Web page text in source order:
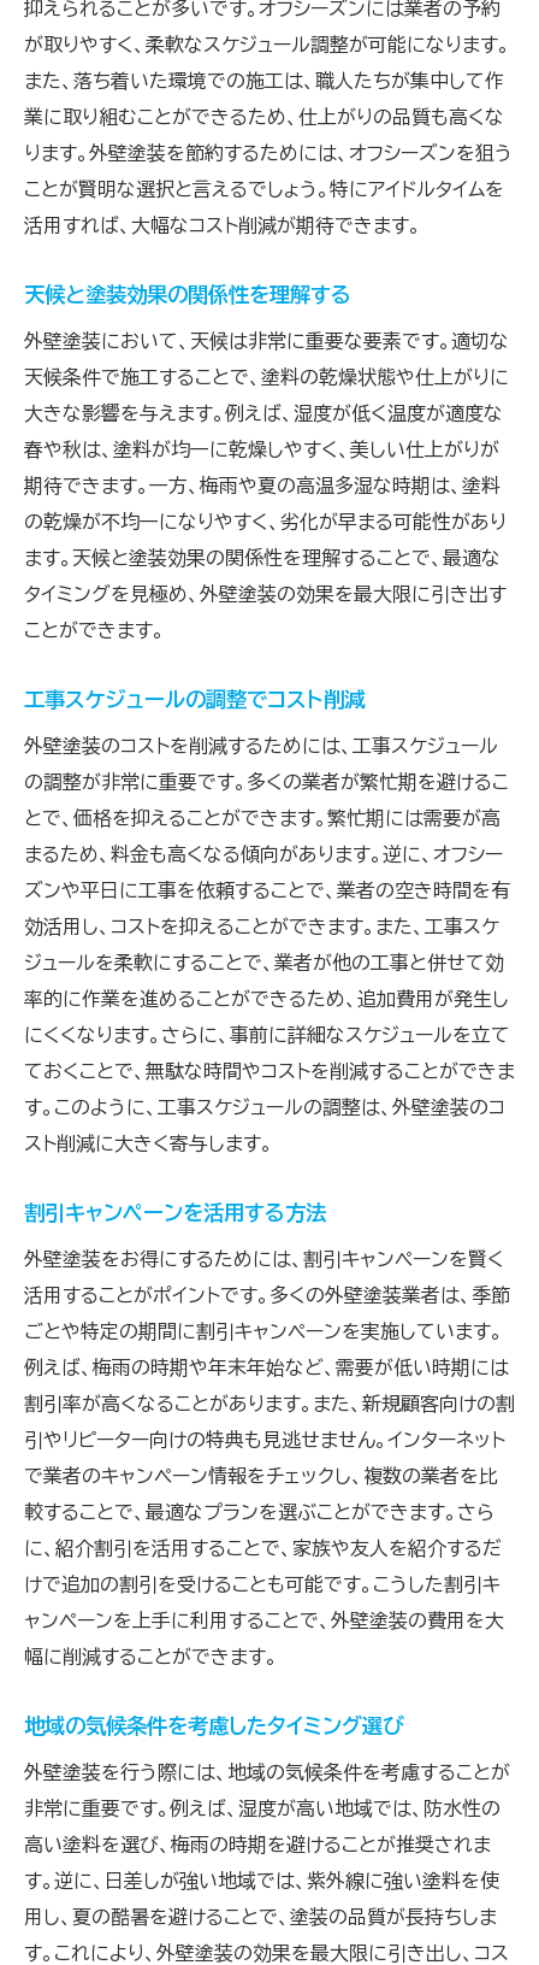
抑えられることが多いです。オフシーズンには業者の予約
が取りやすく、柔軟なスケジュール調整が可能になります。
また、落ち着いた環境での施工は、職人たちが集中して作
業に取り組むことができるため、仕上がりの品質も高くな
ります。外壁塗装を節約するためには、オフシーズンを狙う
ことが賢明な選択と言えるでしょう。特にアイドルタイムを
活用すれば、大幅なコスト削減が期待できます。
天候と塗装効果の関係性を理解する
外壁塗装において、天候は非常に重要な要素です。適切な
天候条件で施工することで、塗料の乾燥状態や仕上がりに
大きな影響を与えます。例えば、湿度が低く温度が適度な
春や秋は、塗料が均一に乾燥しやすく、美しい仕上がりが
期待できます。一方、梅雨や夏の高温多湿な時期は、塗料
の乾燥が不均一になりやすく、劣化が早まる可能性があり
ます。天候と塗装効果の関係性を理解することで、最適な
タイミングを見極め、外壁塗装の効果を最大限に引き出す
ことができます。
工事スケジュールの調整でコスト削減
外壁塗装のコストを削減するためには、工事スケジュール
の調整が非常に重要です。多くの業者が繁忙期を避けるこ
とで、価格を抑えることができます。繁忙期には需要が高
まるため、料金も高くなる傾向があります。逆に、オフシー
ズンや平日に工事を依頼することで、業者の空き時間を有
効活用し、コストを抑えることができます。また、工事スケ
ジュールを柔軟にすることで、業者が他の工事と併せて効
率的に作業を進めることができるため、追加費用が発生し
にくくなります。さらに、事前に詳細なスケジュールを立て
ておくことで、無駄な時間やコストを削減することができま
す。このように、工事スケジュールの調整は、外壁塗装のコ
スト削減に大きく寄与します。
割引キャンペーンを活用する方法
外壁塗装をお得にするためには、割引キャンペーンを賢く
活用することがポイントです。多くの外壁塗装業者は、季節
ごとや特定の期間に割引キャンペーンを実施しています。
例えば、梅雨の時期や年末年始など、需要が低い時期には
割引率が高くなることがあります。また、新規顧客向けの割
引やリピーター向けの特典も見逃せません。インターネット
で業者のキャンペーン情報をチェックし、複数の業者を比
較することで、最適なプランを選ぶことができます。さら
に、紹介割引を活用することで、家族や友人を紹介するだ
けで追加の割引を受けることも可能です。こうした割引キ
ャンペーンを上手に利用することで、外壁塗装の費用を大
幅に削減することができます。
地域の気候条件を考慮したタイミング選び
外壁塗装を行う際には、地域の気候条件を考慮することが
非常に重要です。例えば、湿度が高い地域では、防水性の
高い塗料を選び、梅雨の時期を避けることが推奨されま
す。逆に、日差しが強い地域では、紫外線に強い塗料を使
用し、夏の酷暑を避けることで、塗装の品質が長持ちしま
す。これにより、外壁塗装の効果を最大限に引き出し、コス